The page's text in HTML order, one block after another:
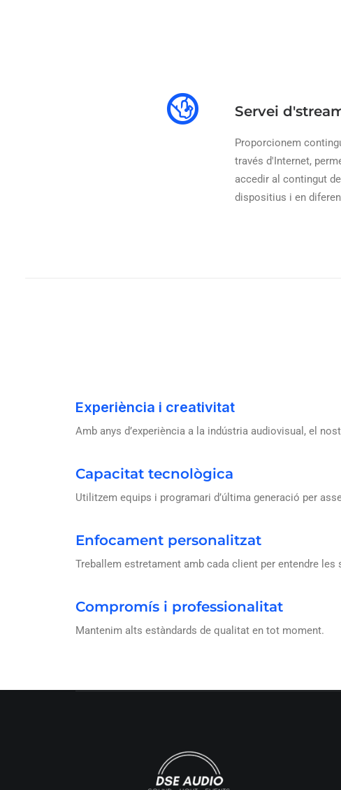
Servei
Proporcionem
través d'Internet,
accedir al contingut
dispositius i en
Experiència i creativitat
Amb anys d’experiència a la indústria audiovisual, el
Capacitat tecnològica
Utilitzem equips i programari d’última generació per
Enfocament personalitzat
Treballem estretament amb cada client per entendre
Compromís i professionalitat
Mantenim alts estàndards de qualitat en tot moment.